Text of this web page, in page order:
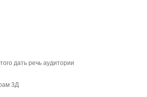
дать речь аудитории
3Д